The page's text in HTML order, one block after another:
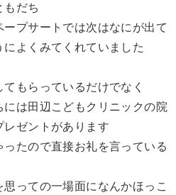
もだち
ープサートでは次はなにが出て
によくみてくれていました
もらっているだけでなく
は田辺こどもクリニックの院
レゼントがあります
たので直接お礼を言っている
っての一場面になんかほっこ